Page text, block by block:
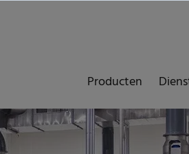
Producten